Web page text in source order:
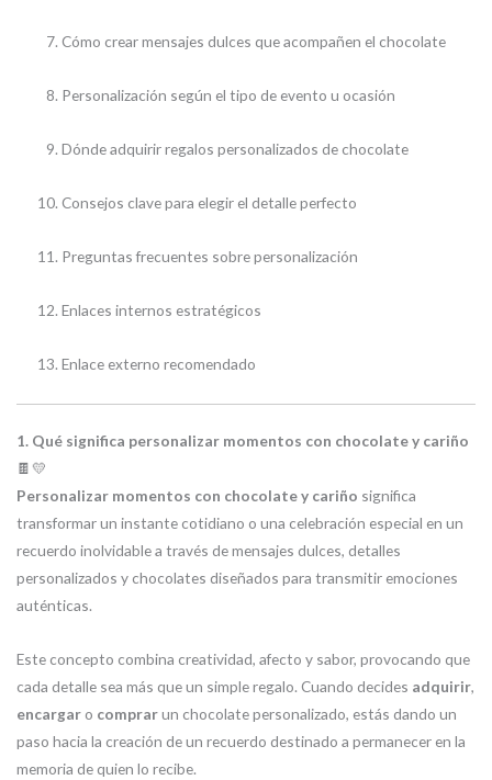
Cómo crear mensajes dulces que acompañen el chocolate
Personalización según el tipo de evento u ocasión
Dónde adquirir regalos personalizados de chocolate
Consejos clave para elegir el detalle perfecto
Preguntas frecuentes sobre personalización
Enlaces internos estratégicos
Enlace externo recomendado
1. Qué significa personalizar momentos con chocolate y cariño
🍫💛
Personalizar momentos con chocolate y cariño significa
transformar un instante cotidiano o una celebración especial en un
recuerdo inolvidable a través de mensajes dulces, detalles
personalizados y chocolates diseñados para transmitir emociones
auténticas.
Este concepto combina creatividad, afecto y sabor, provocando que
cada detalle sea más que un simple regalo. Cuando decides adquirir,
encargar o comprarun chocolate personalizado, estás dando un
paso hacia la creación de un recuerdo destinado a permanecer en la
memoria de quien lo recibe.